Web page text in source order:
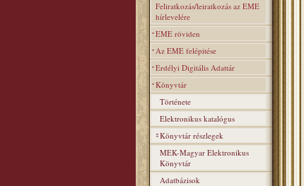
Feliratkozás/leiratkozás az EME
hírlevelére
EME röviden
Az EME felépitése
Erdélyi Digitális Adattár
Könyvtár
Története
Elektronikus katalógus
Könyvtár részlegek
MEK-Magyar Elektronikus
Könyvtár
Adatbázisok